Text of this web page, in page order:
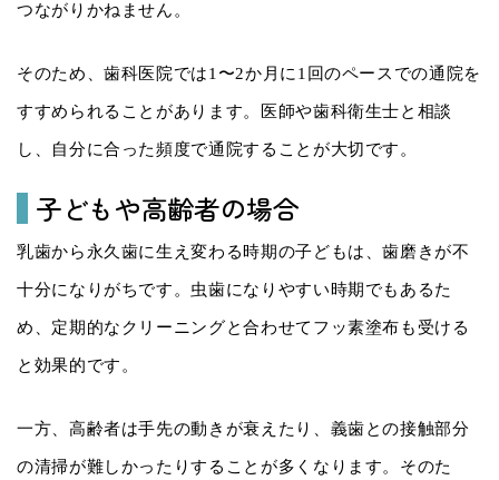
つながりかねません。
そのため、歯科医院では1〜2か月に1回のペースでの通院を
すすめられることがあります。医師や歯科衛生士と相談
し、自分に合った頻度で通院することが大切です。
子どもや高齢者の場合
乳歯から永久歯に生え変わる時期の子どもは、歯磨きが不
十分になりがちです。虫歯になりやすい時期でもあるた
め、定期的なクリーニングと合わせてフッ素塗布も受ける
と効果的です。
一方、高齢者は手先の動きが衰えたり、義歯との接触部分
の清掃が難しかったりすることが多くなります。そのた